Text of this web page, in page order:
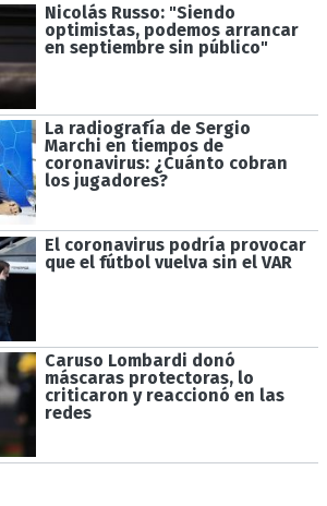
Nicolás Russo: "Siendo
optimistas, podemos arrancar
en septiembre sin público"
La radiografía de Sergio
Marchi en tiempos de
coronavirus: ¿Cuánto cobran
los jugadores?
El coronavirus podría provocar
que el fútbol vuelva sin el VAR
Caruso Lombardi donó
máscaras protectoras, lo
criticaron y reaccionó en las
redes